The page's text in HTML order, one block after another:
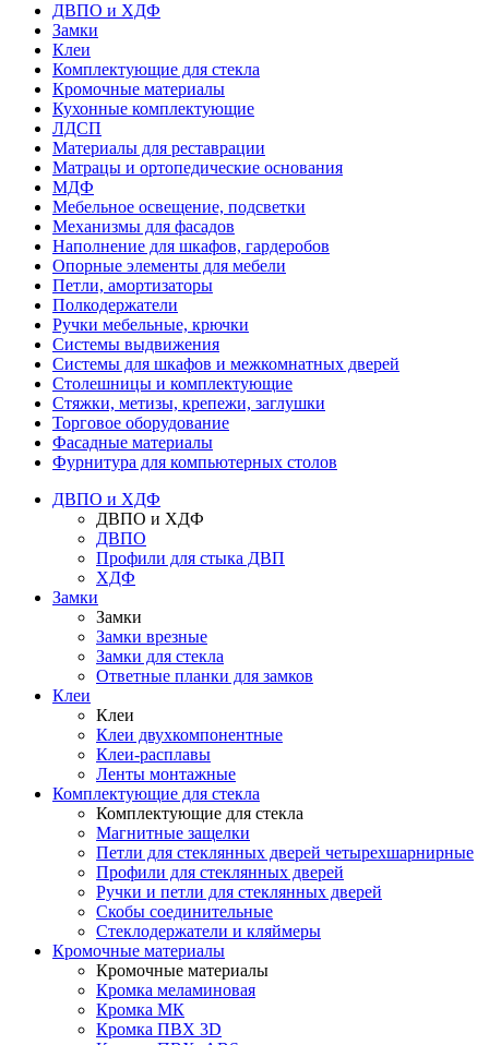
ДВПО и ХДФ
Замки
Клеи
Комплектующие для стекла
Кромочные материалы
Кухонные комплектующие
ЛДСП
Материалы для реставрации
Матрацы и ортопедические основания
МДФ
Мебельное освещение, подсветки
Механизмы для фасадов
Наполнение для шкафов, гардеробов
Опорные элементы для мебели
Петли, амортизаторы
Полкодержатели
Ручки мебельные, крючки
Системы выдвижения
Системы для шкафов и межкомнатных дверей
Столешницы и комплектующие
Стяжки, метизы, крепежи, заглушки
Торговое оборудование
Фасадные материалы
Фурнитура для компьютерных столов
ДВПО и ХДФ
ДВПО и ХДФ
ДВПО
Профили для стыка ДВП
ХДФ
Замки
Замки
Замки врезные
Замки для стекла
Ответные планки для замков
Клеи
Клеи
Клеи двухкомпонентные
Клеи-расплавы
Ленты монтажные
Комплектующие для стекла
Комплектующие для стекла
Магнитные защелки
Петли для стеклянных дверей четырехшарнирные
Профили для стеклянных дверей
Ручки и петли для стеклянных дверей
Скобы соединительные
Стеклодержатели и кляймеры
Кромочные материалы
Кромочные материалы
Кромка меламиновая
Кромка МК
Кромка ПВХ 3D